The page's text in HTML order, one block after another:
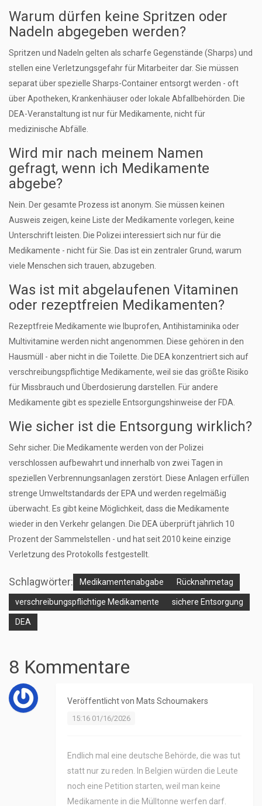
Warum dürfen keine Spritzen oder
Nadeln abgegeben werden?
Spritzen und Nadeln gelten als scharfe Gegenstände (Sharps) und
stellen eine Verletzungsgefahr für Mitarbeiter dar. Sie müssen
separat über spezielle Sharps-Container entsorgt werden - oft
über Apotheken, Krankenhäuser oder lokale Abfallbehörden. Die
DEA-Veranstaltung ist nur für Medikamente, nicht für
medizinische Abfälle.
Wird mir nach meinem Namen
gefragt, wenn ich Medikamente
abgebe?
Nein. Der gesamte Prozess ist anonym. Sie müssen keinen
Ausweis zeigen, keine Liste der Medikamente vorlegen, keine
Unterschrift leisten. Die Polizei interessiert sich nur für die
Medikamente - nicht für Sie. Das ist ein zentraler Grund, warum
viele Menschen sich trauen, abzugeben.
Was ist mit abgelaufenen Vitaminen
oder rezeptfreien Medikamenten?
Rezeptfreie Medikamente wie Ibuprofen, Antihistaminika oder
Multivitamine werden nicht angenommen. Diese gehören in den
Hausmüll - aber nicht in die Toilette. Die DEA konzentriert sich auf
verschreibungspflichtige Medikamente, weil sie das größte Risiko
für Missbrauch und Überdosierung darstellen. Für andere
Medikamente gibt es spezielle Entsorgungshinweise der FDA.
Wie sicher ist die Entsorgung wirklich?
Sehr sicher. Die Medikamente werden von der Polizei
verschlossen aufbewahrt und innerhalb von zwei Tagen in
speziellen Verbrennungsanlagen zerstört. Diese Anlagen erfüllen
strenge Umweltstandards der EPA und werden regelmäßig
überwacht. Es gibt keine Möglichkeit, dass die Medikamente
wieder in den Verkehr gelangen. Die DEA überprüft jährlich 10
Prozent der Sammelstellen - und hat seit 2010 keine einzige
Verletzung des Protokolls festgestellt.
Schlagwörter: Medikamentenabgabe Rücknahmetag
verschreibungspflichtige Medikamente sichere Entsorgung
DEA
8 Kommentare
Veröffentlicht von Mats Schoumakers
15:16 01/16/2026
Endlich mal eine deutsche Behörde, die was tut
statt nur zu reden. In Belgien würden die Leute
noch eine Petition starten, weil man keine
Medikamente in die Mülltonne werfen darf.